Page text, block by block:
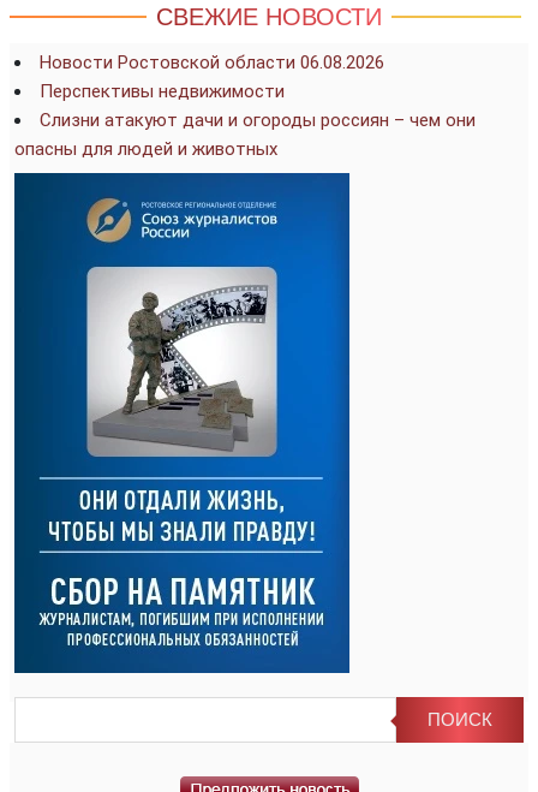
СВЕЖИЕ НОВОСТИ
Новости Ростовской области 06.08.2026
Перспективы недвижимости
Слизни атакуют дачи и огороды россиян – чем они
опасны для людей и животных